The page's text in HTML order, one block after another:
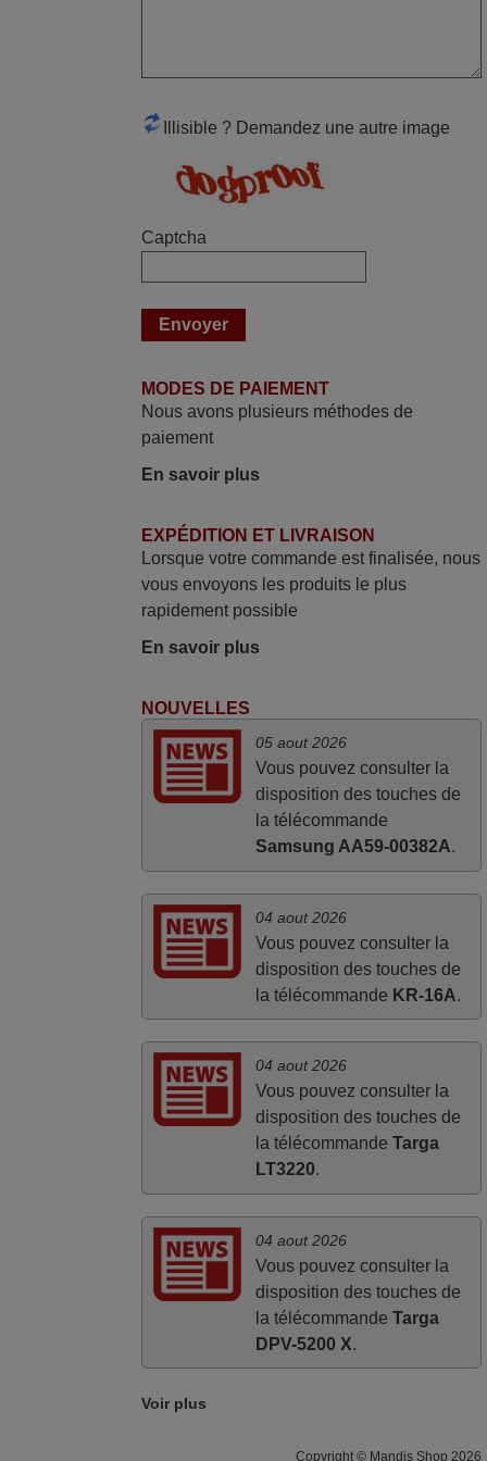
Wimius P20. Un avis provisoire avait été
néanmoins j'ai reçu la télécommande au
cours du 3ème jour ouvré, compatible
fonctionnalité de la télécommande, le
des différentes touches. De plus, elle est
l'insertion des 2 piles fournies.
Je suis très content de cet achat. Cette
télécommande est d'une efficacité
étonnante. Alors que la télécommande
d'origine ne fonctionnait plus
(probablement le LED à changer), et que
donner une seconde vie à mes deux
Panasonic haut de gamme des années
90
Alain,
Illisible ? Demandez une autre image
Captcha
MODES DE PAIEMENT
Nous avons plusieurs méthodes de
paiement
En savoir plus
EXPÉDITION ET LIVRAISON
Lorsque votre commande est finalisée, nous
vous envoyons les produits le plus
rapidement possible
En savoir plus
NOUVELLES
05 aout 2026
Vous pouvez consulter la
disposition des touches de
la télécommande
Samsung AA59-00382A.
04 aout 2026
Vous pouvez consulter la
disposition des touches de
la télécommande KR-16A.
04 aout 2026
Vous pouvez consulter la
disposition des touches de
la télécommande Targa
LT3220.
04 aout 2026
Vous pouvez consulter la
disposition des touches de
la télécommande Targa
DPV-5200 X.
Voir plus
Copyright © Mandis Shop 2026